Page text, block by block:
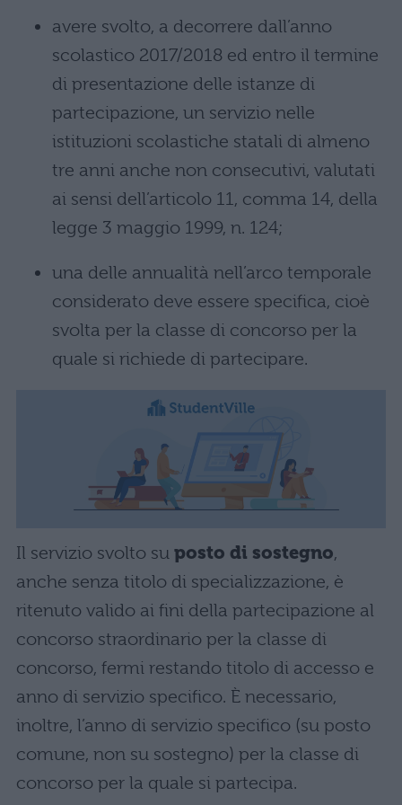
avere svolto, a decorrere dall’anno
scolastico 2017/2018 ed entro il termine
di presentazione delle istanze di
partecipazione, un servizio nelle
istituzioni scolastiche statali di almeno
tre anni anche non consecutivi, valutati
ai sensi dell’articolo 11, comma 14, della
legge 3 maggio 1999, n. 124;
una delle annualità nell’arco temporale
considerato deve essere specifica, cioè
svolta per la classe di concorso per la
quale si richiede di partecipare.
Il servizio svolto su posto di sostegno,
anche senza titolo di specializzazione, è
ritenuto valido ai fini della partecipazione al
concorso straordinario per la classe di
concorso, fermi restando titolo di accesso e
anno di servizio specifico. È necessario,
inoltre, l’anno di servizio specifico (su posto
comune, non su sostegno) per la classe di
concorso per la quale si partecipa.